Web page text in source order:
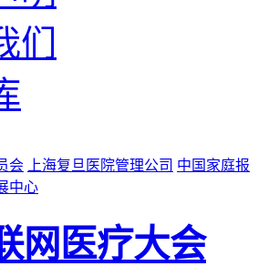
们
会
上海复旦医院管理公司 中国家庭报
中心
网医疗大会